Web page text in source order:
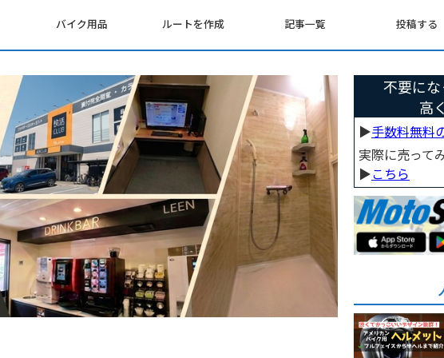
バイク用品 ルートを作成 記事一覧 投稿する
不要にな
高
▶︎手数料無料
実際に売って
▶︎こちら